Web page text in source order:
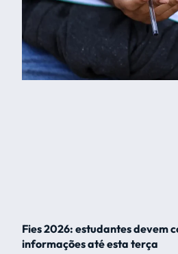
Fies 2026: estudantes devem
informações até esta terça